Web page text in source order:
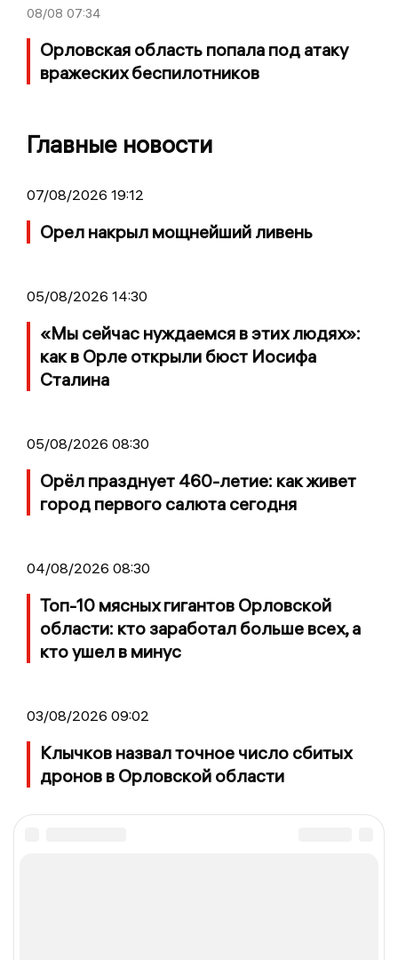
08/08 07:34
Орловская область попала под атаку
вражеских беспилотников
Главные новости
07/08/2026 19:12
Орел накрыл мощнейший ливень
05/08/2026 14:30
«Мы сейчас нуждаемся в этих людях»:
как в Орле открыли бюст Иосифа
Сталина
05/08/2026 08:30
Орёл празднует 460-летие: как живет
город первого салюта сегодня
04/08/2026 08:30
Топ-10 мясных гигантов Орловской
области: кто заработал больше всех, а
кто ушел в минус
03/08/2026 09:02
Клычков назвал точное число сбитых
дронов в Орловской области